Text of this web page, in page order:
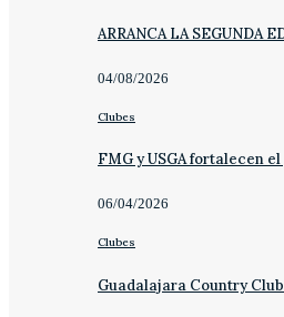
ARRANCA LA SEGUNDA
04/08/2026
Clubes
FMG y USGA fortalecen
06/04/2026
Clubes
Guadalajara Country